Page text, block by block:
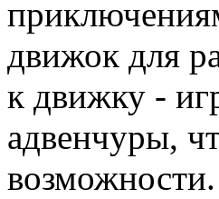
движок для
к движку -
адвенчуры,
возможности.